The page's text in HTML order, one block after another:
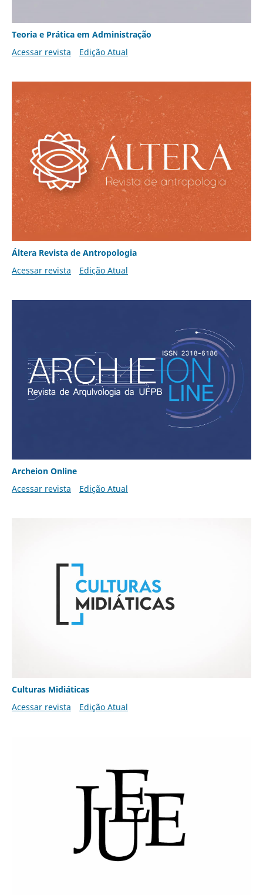
Teoria e Prática em Administração
Acessar revista
Edição Atual
Áltera Revista de Antropologia
Acessar revista
Edição Atual
Archeion Online
Acessar revista
Edição Atual
Culturas Midiáticas
Acessar revista
Edição Atual